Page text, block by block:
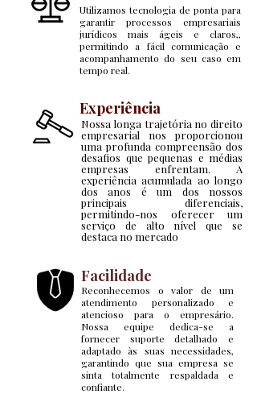
Utilizamos tecnologia de ponta para
garantir processos empresariais
jurídicos mais ágeis e claros,,
permitindo a fácil comunicação e
acompanhamento do seu caso em
tempo real.
Experiência
Nossa longa trajetória no direito
empresarial nos proporcionou
uma profunda compreensão dos
desafios que pequenas e médias
empresas enfrentam. A
experiência acumulada ao longo
dos anos é um dos nossos
principais diferenciais,
permitindo-nos oferecer um
serviço de alto nível que se
destaca no mercado
Facilidade
Reconhecemos o valor de um
atendimento personalizado e
atencioso para o empresário.
Nossa equipe dedica-se a
fornecer suporte detalhado e
adaptado às suas necessidades,
garantindo que sua empresa se
sinta totalmente respaldada e
confiante.